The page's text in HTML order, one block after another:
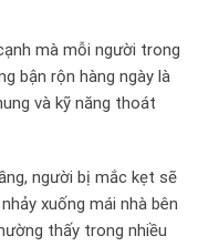
mà mỗi người trong
bận rộn hàng ngày là
và kỹ năng thoát
người bị mắc kẹt sẽ
xuống mái nhà bên
thấy trong nhiều